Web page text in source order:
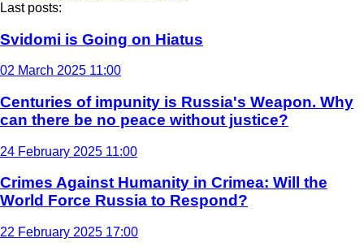
Last posts:
Svidomi is Going on Hiatus
02 March 2025 11:00
Centuries of impunity is Russia's Weapon. Why
can there be no peace without justice?
24 February 2025 11:00
Crimes Against Humanity in Crimea: Will the
World Force Russia to Respond?
22 February 2025 17:00